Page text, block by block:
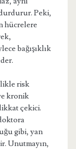
Peki,
hücrelere
bağışıklık
risk
kronik
çekici.
gibi, yan
Unutmayın,